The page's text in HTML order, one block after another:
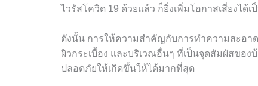
ไวรัสโควิด 19 ด้วยแล้ว ก็ยิ่งเพิ่มโอกาสเสี่ยงได้เ
ดังนั้น การให้ความสำคัญกับการทำความสะอา
ผิวกระเบื้อง และบริเวณอื่นๆ ที่เป็นจุดสัมผัสของ
ปลอดภัยให้เกิดขึ้นให้ได้มากที่สุด